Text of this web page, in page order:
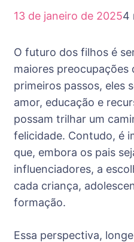
13 de janeiro de 20254
O futuro dos filhos é
maiores preocupações
primeiros passos, eles
amor, educação e
possam trilhar um
felicidade. Contudo, é
que, embora os pais
influenciadores, a
cada criança,
formação.
Essa perspectiva,